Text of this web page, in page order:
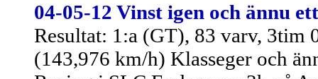
04-05-12 Vinst igen och ännu
Resultat: 1:a (GT), 83 varv, 3tim
(143,976 km/h) Klasseger och